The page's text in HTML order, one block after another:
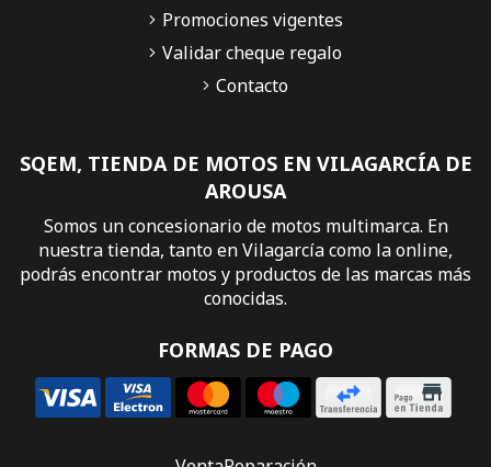
SQEM, TIENDA DE MOTOS EN VILAGARCÍA DE
AROUSA
Somos un concesionario de motos multimarca. En
nuestra tienda, tanto en Vilagarcía como la online,
podrás encontrar motos y productos de las marcas más
conocidas.
FORMAS DE PAGO
Promociones vigentes
Validar cheque regalo
Contacto